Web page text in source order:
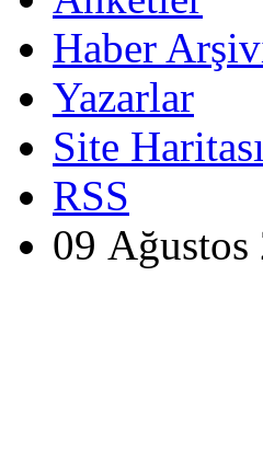
Haber
Yazarlar
Site Haritası
RSS
09 Ağustos